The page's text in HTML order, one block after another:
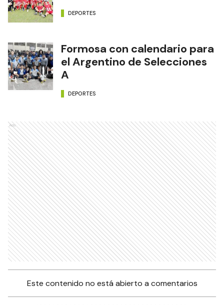
DEPORTES
Formosa con calendario para
el Argentino de Selecciones
A
DEPORTES
Ads
Este contenido no está abierto a comentarios